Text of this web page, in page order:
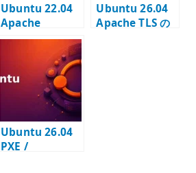
Ubuntu 22.04
Apache
Userdir 有効化
– ユーザー公開デ
ィレクトリの古
典的な使い方
Ubuntu 26.04
Apache TLS の
Ubuntu 26.04
PXE /